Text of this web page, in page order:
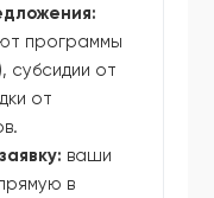
программы
субсидии от
от
ваши
в